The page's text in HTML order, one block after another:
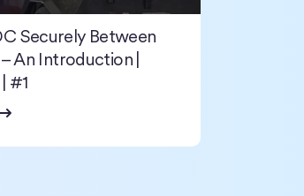
Securely Between
An Introduction |
#1